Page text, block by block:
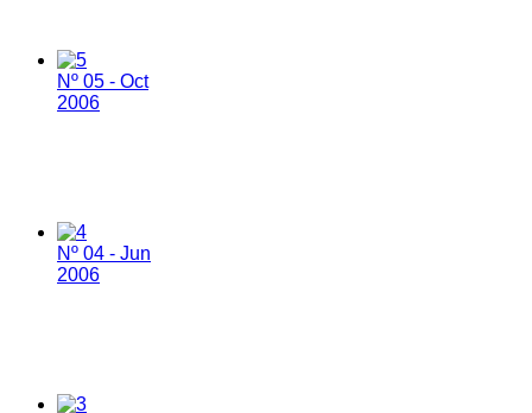
Nº 05 - Oct
2006
Nº 04 - Jun
2006